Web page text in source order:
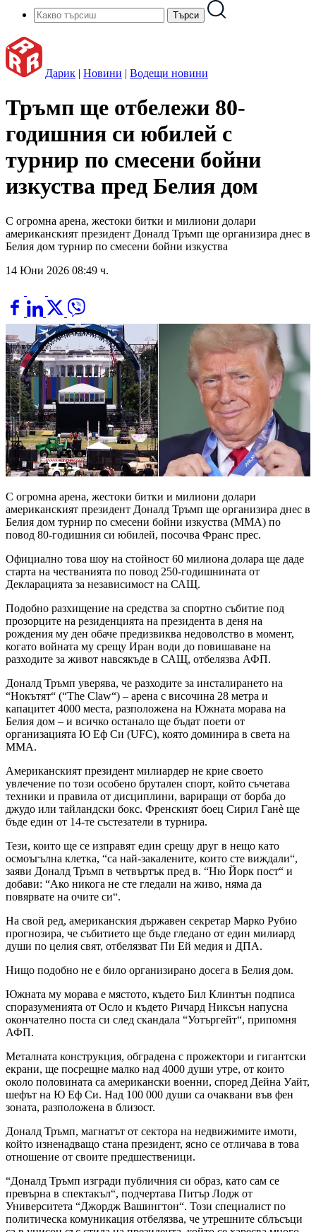
Дарик | Новини | Водещи новини
Тръмп ще отбележи 80-
годишния си юбилей с
турнир по смесени бойни
изкуства пред Белия дом
С огромна арена, жестоки битки и милиони долари
американският президент Доналд Тръмп ще организира днес в
Белия дом турнир по смесени бойни изкуства
14 Юни 2026 08:49 ч.
С огромна арена, жестоки битки и милиони долари
американският президент Доналд Тръмп ще организира днес в
Белия дом турнир по смесени бойни изкуства (MMA) по
повод 80-годишния си юбилей, посочва Франс прес.
Официално това шоу на стойност 60 милиона долара ще даде
старта на честванията по повод 250-годишнината от
Декларацията за независимост на САЩ.
Подобно разхищение на средства за спортно събитие под
прозорците на резиденцията на президента в деня на
рождения му ден обаче предизвиква недоволство в момент,
когато войната му срещу Иран води до повишаване на
разходите за живот навсякъде в САЩ, отбелязва АФП.
Доналд Тръмп уверява, че разходите за инсталирането на
“Нокътят“ (“The Claw“) – арена с височина 28 метра и
капацитет 4000 места, разположена на Южната морава на
Белия дом – и всичко останало ще бъдат поети от
организацията Ю Еф Си (UFC), която доминира в света на
ММА.
Американският президент милиардер не крие своето
увлечение по този особено брутален спорт, който съчетава
техники и правила от дисциплини, вариращи от борба до
джудо или тайландски бокс. Френският боец Сирил Ганѐ ще
бъде един от 14-те състезатели в турнира.
Тези, които ще се изправят един срещу друг в нещо като
осмоъгълна клетка, “са най-закалените, които сте виждали“,
заяви Доналд Тръмп в четвъртък пред в. “Ню Йорк пост“ и
добави: “Ако никога не сте гледали на живо, няма да
повярвате на очите си“.
На свой ред, американския държавен секретар Марко Рубио
прогнозира, че събитието ще бъде гледано от един милиард
души по целия свят, отбелязват Пи Ей медия и ДПА.
Нищо подобно не е било организирано досега в Белия дом.
Южната му морава е мястото, където Бил Клинтън подписа
споразуменията от Осло и където Ричард Никсън напусна
окончателно поста си след скандала “Уотъргейт“, припомня
АФП.
Металната конструкция, обградена с прожектори и гигантски
екрани, ще посрещне малко над 4000 души утре, от които
около половината са американски военни, според Дейна Уайт,
шефът на Ю Еф Си. Над 100 000 души са очаквани във фен
зоната, разположена в близост.
Доналд Тръмп, магнатът от сектора на недвижимите имоти,
който изненадващо стана президент, ясно се отличава в това
отношение от своите предшественици.
“Доналд Тръмп изгради публичния си образ, като сам се
превърна в спектакъл“, подчертава Питър Лодж от
Университета “Джордж Вашингтон“. Този специалист по
политическа комуникация отбелязва, че утрешните сблъсъци